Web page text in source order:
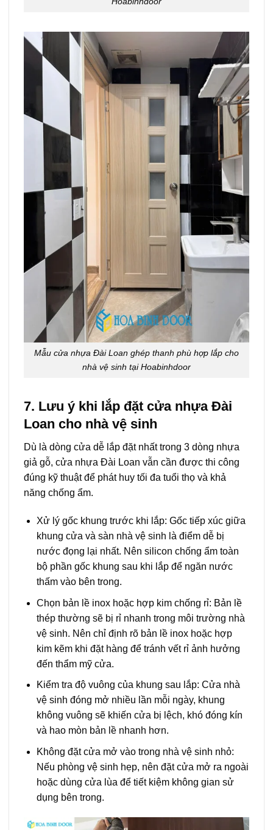
Mẫu cửa nhựa Đài Loan ghép thanh phù hợp lắp cho
nhà vệ sinh tại Hoabinhdoor
7. Lưu ý khi lắp đặt cửa nhựa Đài
Loan cho nhà vệ sinh
Dù là dòng cửa dễ lắp đặt nhất trong 3 dòng nhựa
giả gỗ, cửa nhựa Đài Loan vẫn cần được thi công
đúng kỹ thuật để phát huy tối đa tuổi thọ và khả
năng chống ẩm.
Xử lý gốc khung trước khi lắp: Gốc tiếp xúc giữa
khung cửa và sàn nhà vệ sinh là điểm dễ bị
nước đọng lại nhất. Nên silicon chống ẩm toàn
bộ phần gốc khung sau khi lắp để ngăn nước
thấm vào bên trong.
Chọn bản lề inox hoặc hợp kim chống rỉ: Bản lề
thép thường sẽ bị rỉ nhanh trong môi trường nhà
vệ sinh. Nên chỉ định rõ bản lề inox hoặc hợp
kim kẽm khi đặt hàng để tránh vết rỉ ảnh hưởng
đến thẩm mỹ cửa.
Kiểm tra độ vuông của khung sau lắp: Cửa nhà
vệ sinh đóng mở nhiều lần mỗi ngày, khung
không vuông sẽ khiến cửa bị lệch, khó đóng kín
và hao mòn bản lề nhanh hơn.
Không đặt cửa mở vào trong nhà vệ sinh nhỏ:
Nếu phòng vệ sinh hẹp, nên đặt cửa mở ra ngoài
hoặc dùng cửa lùa để tiết kiệm không gian sử
dụng bên trong.